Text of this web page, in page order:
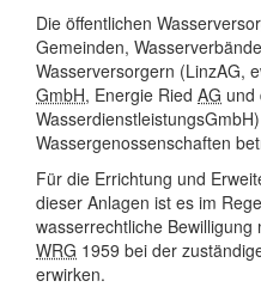
Die öffentlichen
Gemeinden,
Wasserversorgern (LinzAG,
GmbH, Energie Ried AG und
Wassergenossenschaften
Für die Errichtung und
dieser Anlagen ist es im
wasserrechtliche
WRG 1959 bei der
erwirken.